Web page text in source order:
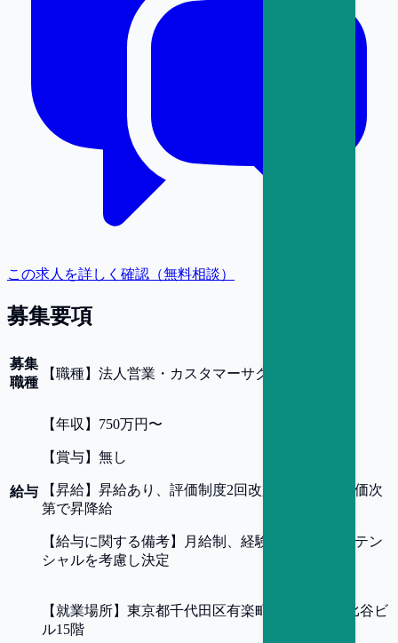
この求人を詳しく確認（無料相談）
募集要項
募集
職種
【職種】 法人営業・カスタマーサクセス
給与
【年収 】 750万円〜
【 賞与】 無し
【昇給】 昇給あり、評価制度2回改定/年 ※人事評価次
第で昇降給
【給与に関する備考】
月給制、経験・スキル・ポテン
シャルを考慮し決定
【 就業場所】 東京都千代田区有楽町1-2-2 東宝日比谷ビ
ル15階